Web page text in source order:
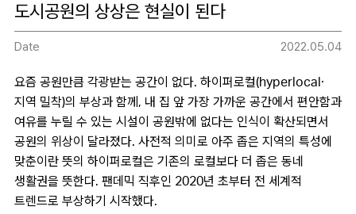
도시공원의 상상은 현실이 된다
Date 2022.05.04
요즘 공원만큼 각광받는 공간이 없다. 하이퍼로컬(hyperlocal·
지역 밀착)의 부상과 함께, 내 집 앞 가장 가까운 공간에서 편안함과
여유를 누릴 수 있는 시설이 공원밖에 없다는 인식이 확산되면서
공원의 위상이 달라졌다. 사전적 의미로 아주 좁은 지역의 특성에
맞춘이란 뜻의 하이퍼로컬은 기존의 로컬보다 더 좁은 동네
생활권을 뜻한다. 팬데믹 직후인 2020년 초부터 전 세계적
트렌드로 부상하기 시작했다.